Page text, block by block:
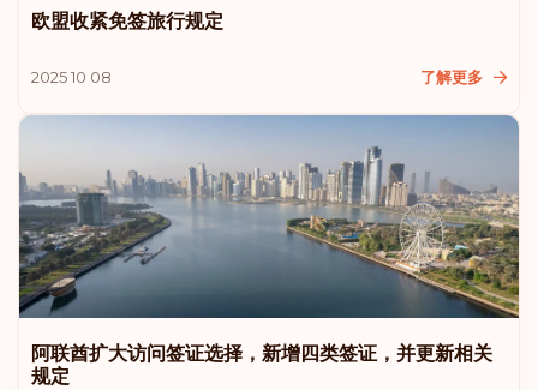
欧盟收紧免签旅行规定
2025 10 08 了解更多
阿联酋扩大访问签证选择，新增四类签证，并更新相关
规定